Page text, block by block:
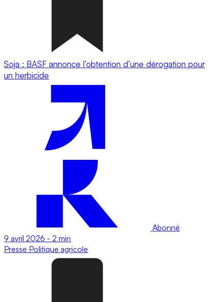
Soja : BASF annonce l’obtention d’une dérogation pour
un herbicide
Abonné
9 avril 2026 - 2 min
Presse Politique agricole